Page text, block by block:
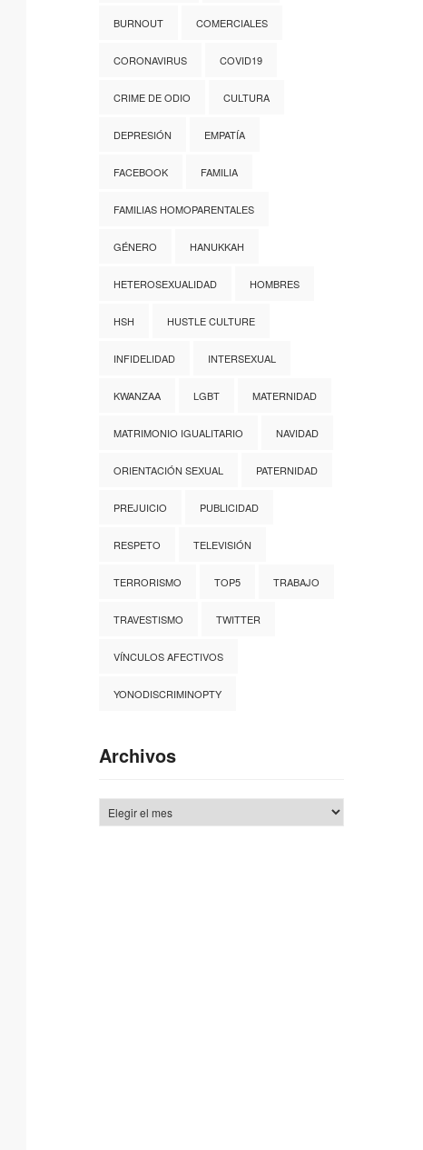
BURNOUT COMERCIALES
CORONAVIRUS COVID19
CRIME DE ODIO CULTURA
DEPRESIÓN EMPATÍA
FACEBOOK FAMILIA
FAMILIAS HOMOPARENTALES
GÉNERO HANUKKAH
HETEROSEXUALIDAD HOMBRES
HSH HUSTLE CULTURE
INFIDELIDAD INTERSEXUAL
KWANZAA LGBT MATERNIDAD
MATRIMONIO IGUALITARIO NAVIDAD
ORIENTACIÓN SEXUAL PATERNIDAD
PREJUICIO PUBLICIDAD
RESPETO TELEVISIÓN
TERRORISMO TOP5 TRABAJO
TRAVESTISMO TWITTER
VÍNCULOS AFECTIVOS
YONODISCRIMINOPTY
Archivos
Archivos